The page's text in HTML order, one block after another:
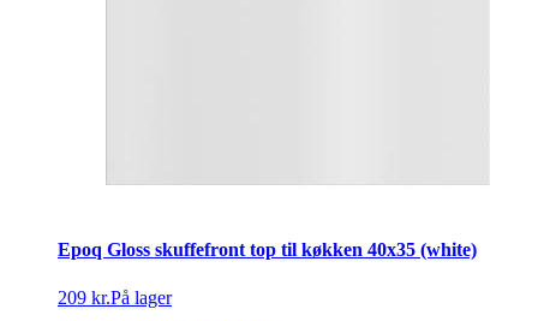
Epoq Gloss skuffefront top til køkken 40x35 (white)
209 kr.På lager